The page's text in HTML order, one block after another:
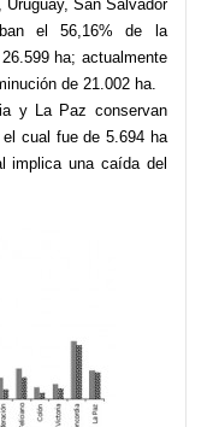
San Salvador
el 56,16% de la
ha; actualmente
de 21.002 ha.
y La Paz conservan
cual fue de 5.694 ha
implica una caída del